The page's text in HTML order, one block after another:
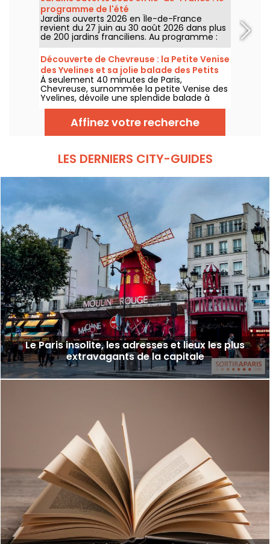
programme de l'été
Jardins ouverts 2026 en Île-de-France
revient du 27 juin au 30 août 2026 dans plus
de 200 jardins franciliens. Au programme :
concerts, spectacles, visites, ateliers et
installations artistiques.
Découverte de Chevreuse : la Petite Venise
des Yvelines et sa jolie balade des Petits
Ponts
À seulement 40 minutes de Paris,
Chevreuse, surnommée la petite Venise des
Yvelines, dévoile une splendide balade à
travers ses petits ponts. Ce véritable écrin
de verdure, accessible en RER, nous dévpoile
une escapade au charme insoupçonné. On
vous embarque pour une aventure nature
Affinez votre recherche
LES DERNIERS CITY-GUIDES
Le Paris insolite, les adresses et lieux les plus
extravagants de la capitale